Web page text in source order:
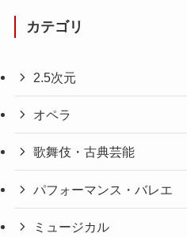
カテゴリ
2.5次元
オペラ
歌舞伎・古典芸能
パフォーマンス・バレエ
ミュージカル